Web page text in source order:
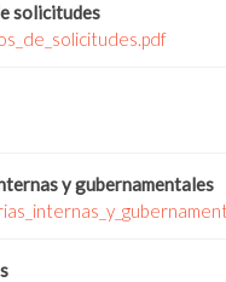
solicitudes
y gubernamentales